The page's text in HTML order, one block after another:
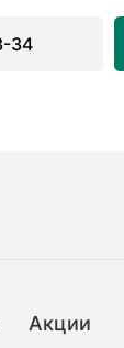
34
Акции